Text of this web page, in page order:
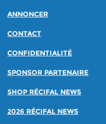
ANNONCER
CONTACT
CONFIDENTIALITÉ
SPONSOR PARTENAIRE
SHOP RÉCIFAL NEWS
2026 RÉCIFAL NEWS